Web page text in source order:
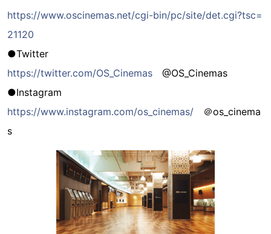
https://www.oscinemas.net/cgi-bin/pc/site/det.cgi?tsc=
21120
●Twitter
https://twitter.com/OS_Cinemas @OS_Cinemas
●Instagram
https://www.instagram.com/os_cinemas/ ＠os_cinema
s